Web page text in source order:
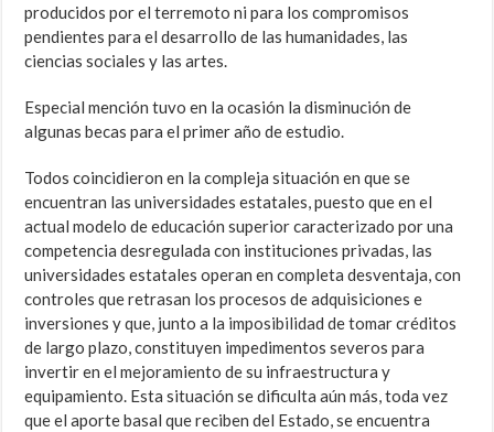
producidos por el terremoto ni para los compromisos
pendientes para el desarrollo de las humanidades, las
ciencias sociales y las artes.
Especial mención tuvo en la ocasión la disminución de
algunas becas para el primer año de estudio.
Todos coincidieron en la compleja situación en que se
encuentran las universidades estatales, puesto que en el
actual modelo de educación superior caracterizado por una
competencia desregulada con instituciones privadas, las
universidades estatales operan en completa desventaja, con
controles que retrasan los procesos de adquisiciones e
inversiones y que, junto a la imposibilidad de tomar créditos
de largo plazo, constituyen impedimentos severos para
invertir en el mejoramiento de su infraestructura y
equipamiento. Esta situación se dificulta aún más, toda vez
que el aporte basal que reciben del Estado, se encuentra